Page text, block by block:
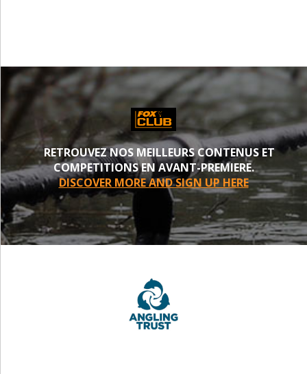
RETROUVEZ NOS MEILLEURS CONTENUS ET
COMPETITIONS EN AVANT-PREMIERE.
DISCOVER MORE AND SIGN UP HERE